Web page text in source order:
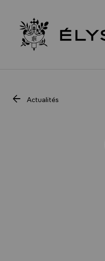
Retour à l’accueil Élysée
Actualités